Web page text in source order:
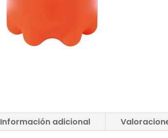
Información adicional